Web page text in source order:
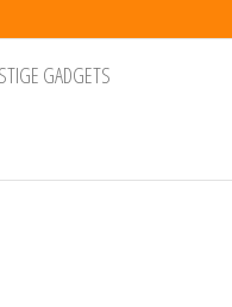
GADGETS